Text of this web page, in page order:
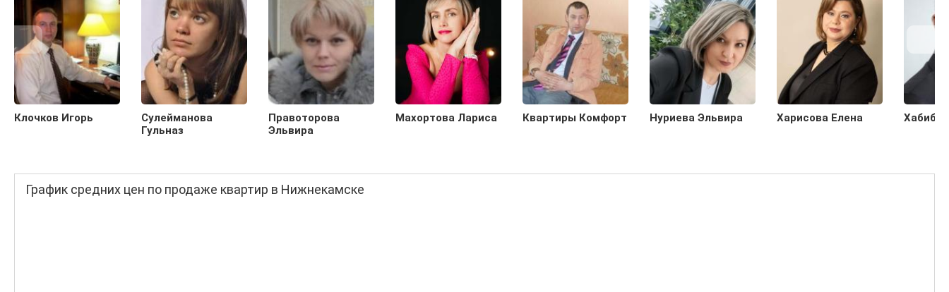
Клочков Игорь
Сулейманова
Гульназ
Правоторова
Эльвира
Махортова Лариса Квартиры Комфорт Нуриева Эльвира Харисова Елена
График средних цен по продаже квартир в Нижнекамске